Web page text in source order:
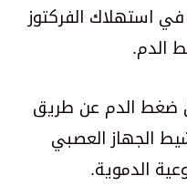
استهلاك الفركتوز
الدم.
ضغط الدم عن طريق
الجهاز العصبي
الدموية.